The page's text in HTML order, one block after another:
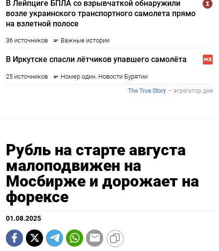
Рубль на старте августа
малоподвижен на
Мосбирже и дорожает на
форексе
01.08.2025